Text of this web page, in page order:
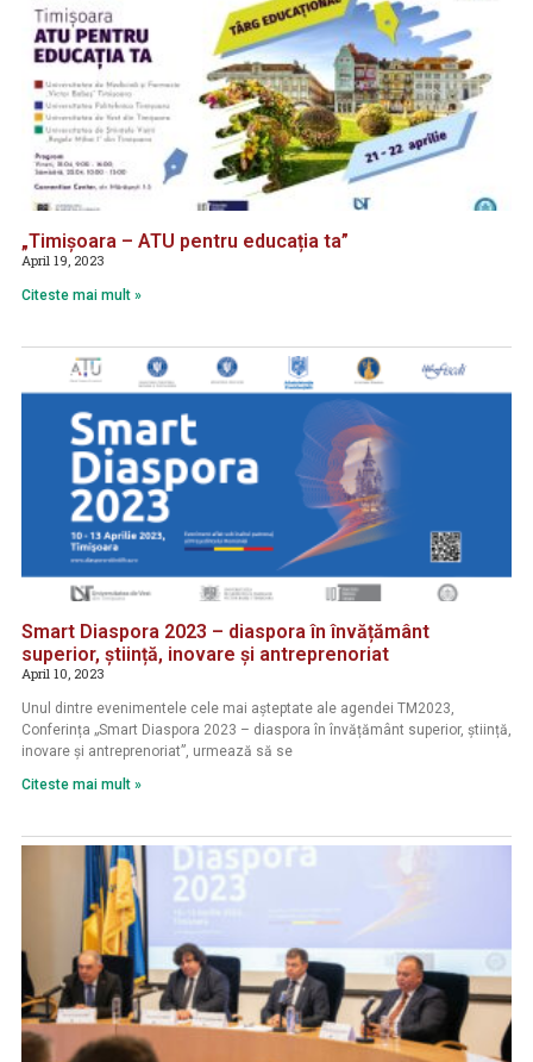
„Timișoara – ATU pentru educația ta”
April 19, 2023
Citeste mai mult »
Smart Diaspora 2023 – diaspora în învățământ
superior, știință, inovare și antreprenoriat
April 10, 2023
Unul dintre evenimentele cele mai așteptate ale agendei TM2023,
Conferința „Smart Diaspora 2023 – diaspora în învățământ superior, știință,
inovare și antreprenoriat”, urmează să se
Citeste mai mult »